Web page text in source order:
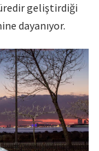
geliştirdiği
dayanıyor.